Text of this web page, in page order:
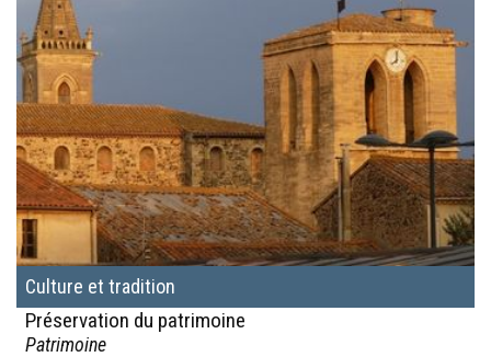
Culture et tradition
Préservation du patrimoine
Patrimoine